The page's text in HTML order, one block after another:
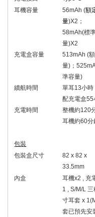
耳機容量
56mAh (額
量)X2 ；
58mAh(標
量)X2
充電盒容量
513mAh (
量) ；
準容量)
續航時間
單耳13小時
配充電盒55
充電時間
整機約120
耳機約60分
包裝
包裝盒尺寸
82 x 82 x
33.5mm
內盒
耳機x2 , 充
1 , S/M/L 三
寸耳套 x
套已預先安